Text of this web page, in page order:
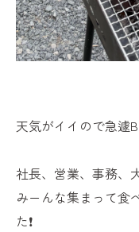
天気がイイので急遽
社長、営業、事務、
みーんな集まって食
た❗️